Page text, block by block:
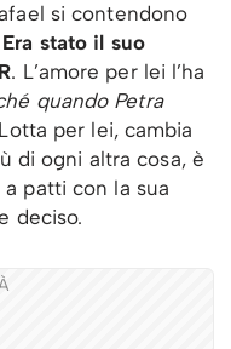
si contendono
Era stato il suo
. L’amore per lei l’ha
quando Petra
Lotta per lei, cambia
di ogni altra cosa, è
patti con la sua
deciso.